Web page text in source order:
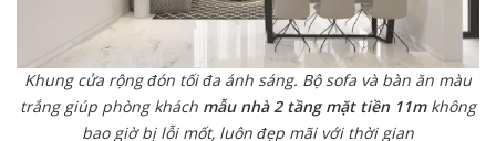
Khung cửa rộng đón tối đa ánh sáng. Bộ sofa và bàn ăn màu
trắng giúp phòng khách mẫu nhà 2 tầng mặt tiền 11m không
bao giờ bị lỗi mốt, luôn đẹp mãi với thời gian